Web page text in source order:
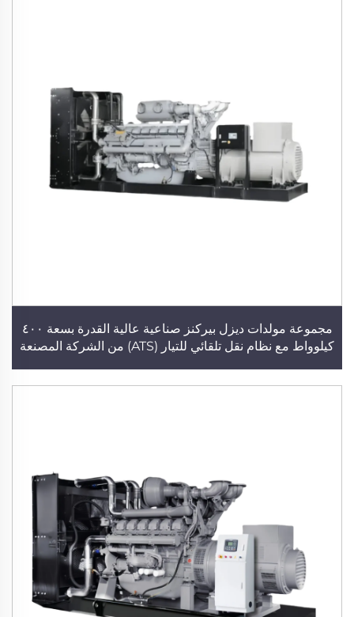
مجموعة مولدات ديزل بيركنز صناعية عالية القدرة بسعة ٤٠٠
كيلوواط مع نظام نقل تلقائي للتيار (ATS) من الشركة المصنعة